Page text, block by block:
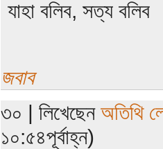
যাহা বলিব, সত্য বলিব
জবাব
৩০ | লিখেছেন অতিথি
১০:৫৪পূর্বাহ্ন)